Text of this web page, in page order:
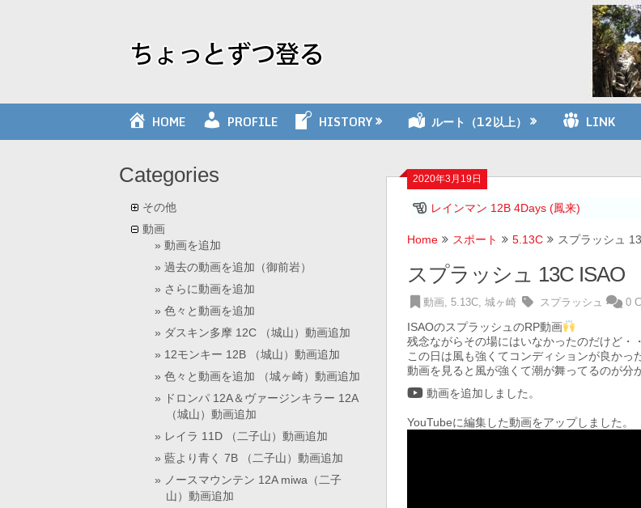
HOME PROFILE HISTORY ルート（12以上） LINK
2020年3月19日
レインマン 12B 4Days (鳳来)
Home スポート 5.13C スプラッシュ
スプラッシュ 13C ISAO
動画,5.13C,城ヶ崎 スプラッシュ 0
ISAOのスプラッシュのRP動画
残念ながらその場にはいなかったのだけど・
この日は風も強くてコンディションが良かっ
動画を見ると風が強くて潮が舞ってるのが分
動画を追加しました。
YouTubeに編集した動画をアップしました。
Categories
その他
動画
動画を追加
過去の動画を追加（御前岩）
さらに動画を追加
色々と動画を追加
ダスキン多摩 12C （城山）動画追加
12モンキー 12B （城山）動画追加
色々と動画を追加 （城ヶ崎）動画追加
ドロンパ 12A＆ヴァージンキラー 12A
（城山）動画追加
レイラ 11D （二子山）動画追加
藍より青く 7B （二子山）動画追加
ノースマウンテン 12A miwa（二子
山）動画追加